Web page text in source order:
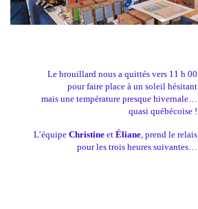
Le brouillard nous a quittés vers 11 h 00
pour faire place à un soleil hésitant
mais une température presque hivernale…
quasi québécoise !
L’équipe Christine et Éliane , prend le relais
pour les trois heures suivantes…